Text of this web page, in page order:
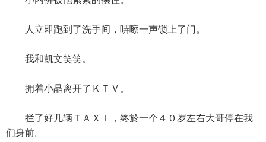
人立即跑到了洗手间，哢嚓一声锁上了门。
我和凯文笑笑。
拥着小晶离开了ＫＴＶ。
拦了好几辆ＴＡＸＩ，终於一个４０岁左右大哥停在我
们身前。